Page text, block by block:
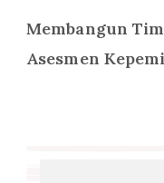
Membangun
Asesmen